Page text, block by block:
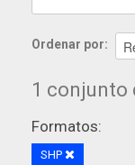
Ordenar por
1 conjunto
Formatos:
SHP